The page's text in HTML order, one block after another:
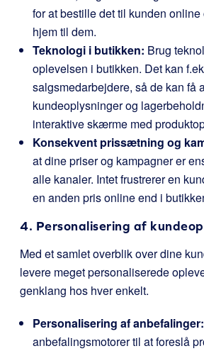
for at bestille det til kunden online
hjem til dem.
Teknologi i butikken: Brug
oplevelsen i butikken. Det kan
salgsmedarbejdere, så de kan få
kundeoplysninger og
interaktive skærme med
Konsekvent prissætning og
at dine priser og kampagner er
alle kanaler. Intet frustrerer en
en anden pris online end i
4. Personalisering af
Med et samlet overblik over dine
levere meget personaliserede
genklang hos hver enkelt.
Personalisering af anbefalinger:
anbefalingsmotorer til at foreslå